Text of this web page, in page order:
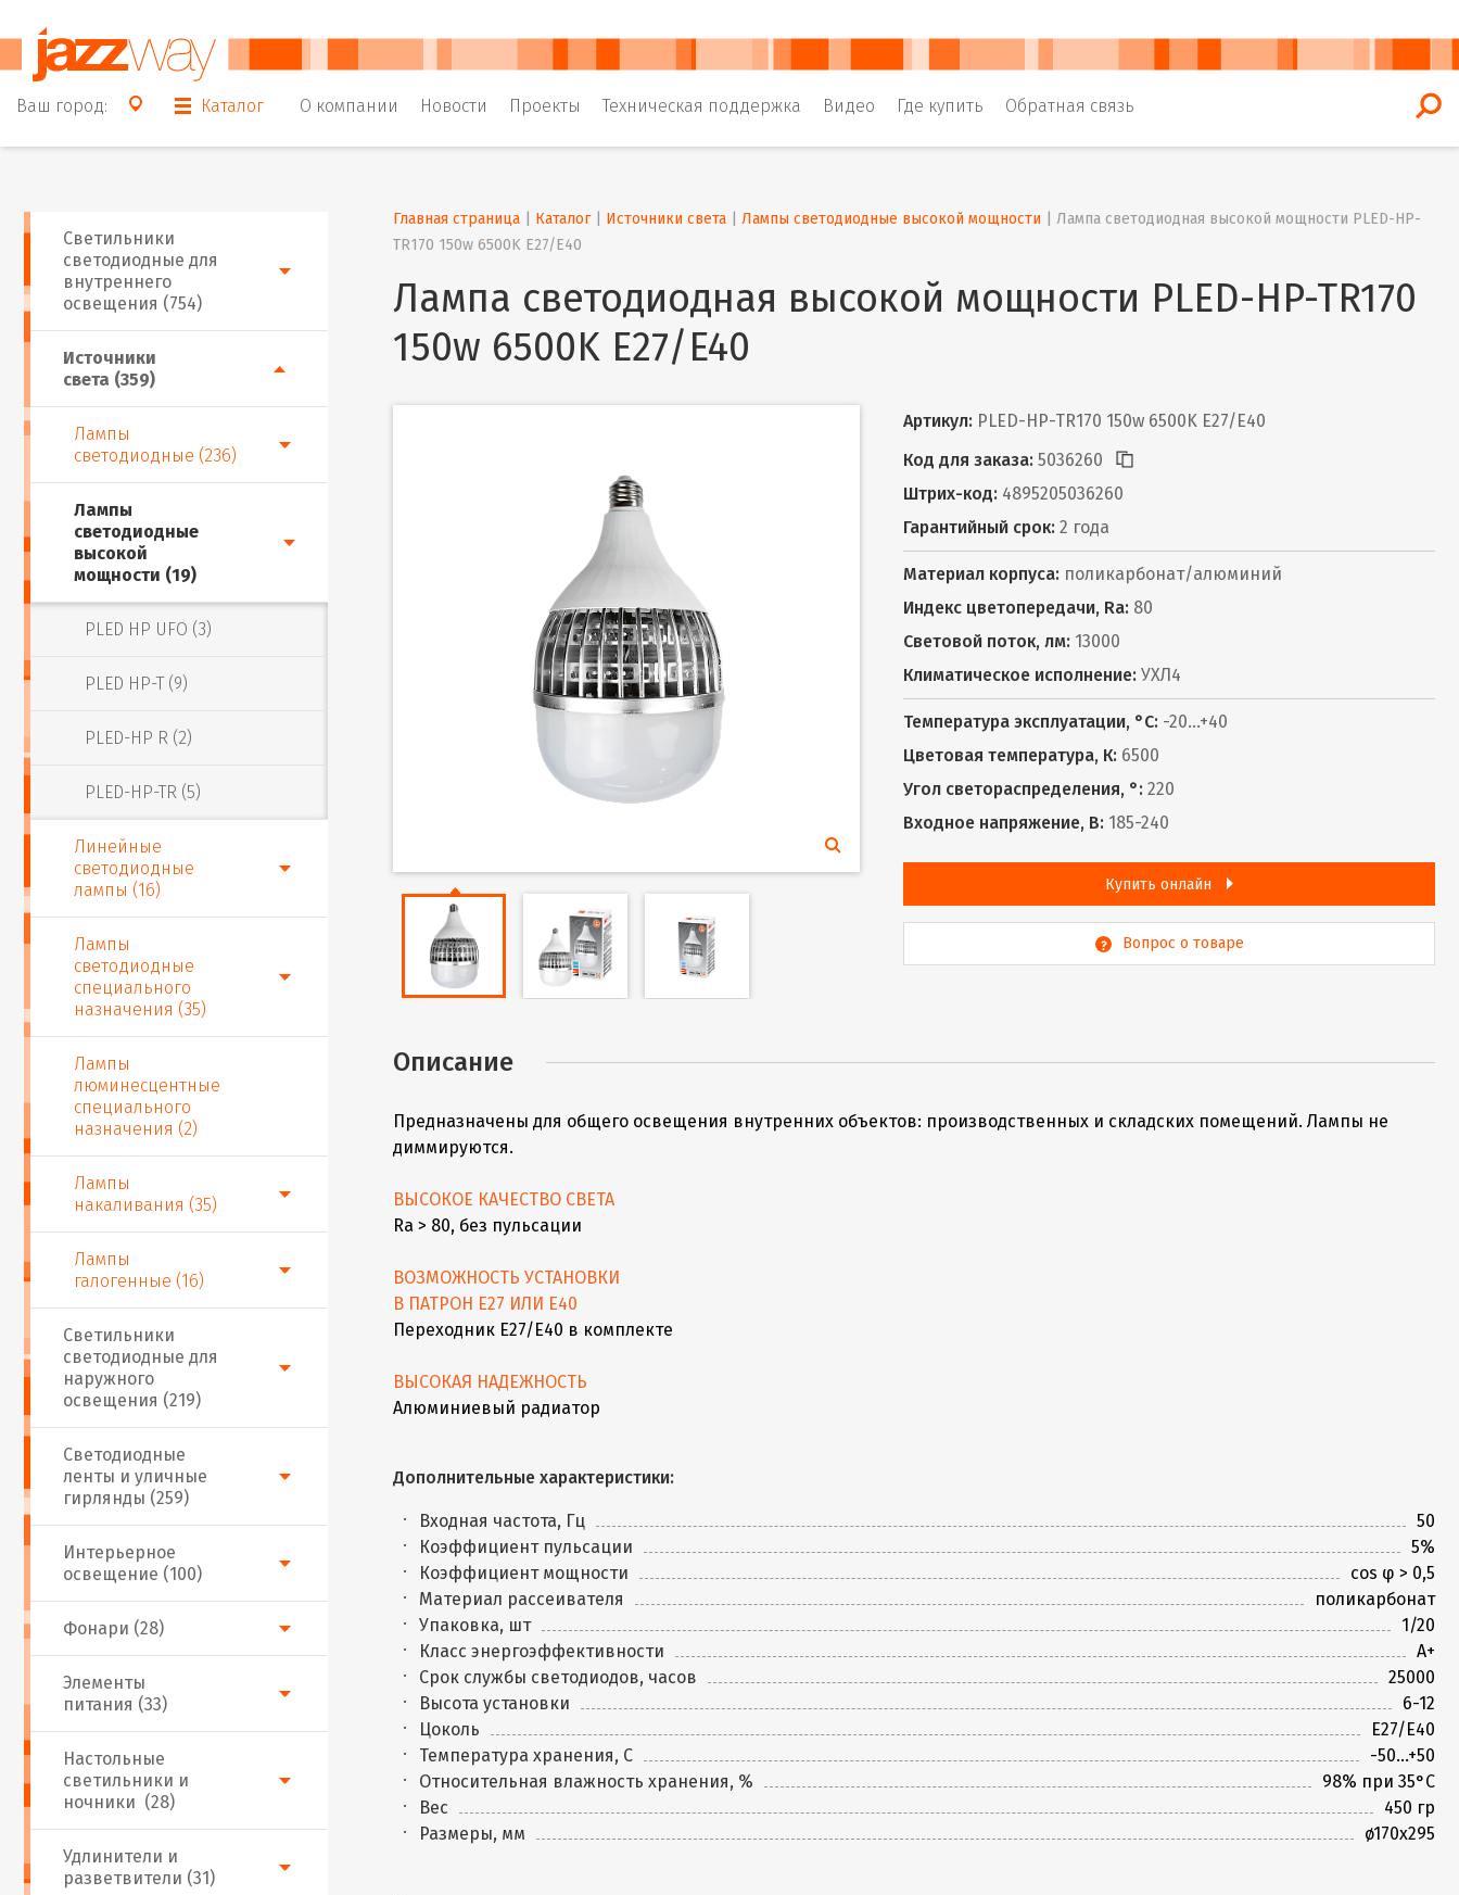
Ваш город: Каталог О компании Новости Проекты Техническая поддержка Видео Где купить Обратная связь
Фонари (28)
Настольные
светильники и
ночники (28)
Интерьерное
освещение (100)
Источники
света (359)
Лампы
светодиодные (236)
Лампы
светодиодные
высокой
мощности (19)
PLED HP UFO (3)
PLED HP-T (9)
PLED-HP R (2)
PLED-HP-TR (5)
Линейные
светодиодные
лампы (16)
Лампы
светодиодные
специального
назначения (35)
Лампы
люминесцентные
специального
назначения (2)
Лампы
накаливания (35)
Лампы
галогенные (16)
Светодиодные
ленты и уличные
гирлянды (259)
Светильники
светодиодные для
внутреннего
освещения (754)
Светильники
светодиодные для
наружного
освещения (219)
Удлинители и
разветвители (31)
Элементы
питания (33)
Главная страница Каталог | Источники света Лампы светодиодные высокой мощности
Лампа светодиодная высокой мощности PLED-HP-
TR170 150w 6500K E27/E40
Лампа светодиодная высокой мощности PLED-HP-TR170
150w 6500K E27/E40
Артикул: PLED-HP-TR170 150w 6500K E27/E40
Код для заказа: 5036260
Штрих-код: 4895205036260
Гарантийный срок: 2 года
Материал корпуса: поликарбонат/алюминий
Индекс цветопередачи, Ra: 80
Световой поток, лм: 13000
Климатическое исполнение: УХЛ4
Температура эксплуатации, °С: -20...+40
Цветовая температура, К: 6500
Угол светораспределения, °: 220
Входное напряжение, В: 185-240
Купить онлайн
Вопрос о товаре
Описание
Предназначены для общего освещения внутренних объектов: производственных и складских помещений. Лампы не
диммируются.
ВЫСОКОЕ КАЧЕСТВО СВЕТА
Ra > 80, без пульсации
ВОЗМОЖНОСТЬ УСТАНОВКИ
В ПАТРОН Е27 ИЛИ Е40
Переходник Е27/Е40 в комплекте
ВЫСОКАЯ НАДЕЖНОСТЬ
Алюминиевый радиатор
Дополнительные характеристики:
Входная частота, Гц
50
Коэффициент пульсации
5%
Коэффициент мощности
cos φ > 0,5
Материал рассеивателя
поликарбонат
Упаковка, шт
1/20
Класс энергоэффективности
А+
Срок службы светодиодов, часов
25000
Высота установки
6-12
Цоколь
E27/E40
Температура хранения, C
-50...+50
Относительная влажность хранения, %
98% при 35°С
Вес
450 гр
Размеры, мм
ø170x295